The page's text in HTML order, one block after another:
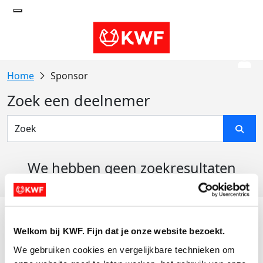
Welkom bij KWF. Fijn dat je onze website bezoekt.
We gebruiken cookies en vergelijkbare technieken om
Sponsor
Zoek een deelnemer
We hebben geen zoekresultaten
Actiematerialen
Evenementen